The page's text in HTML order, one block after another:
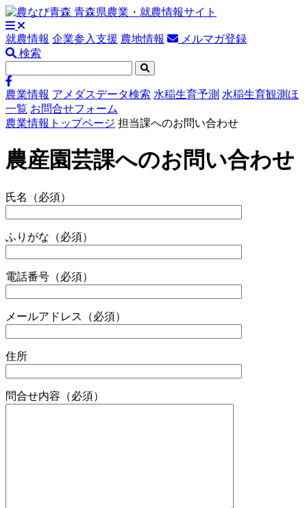
就農情報 企業参入支援 農地情報
メルマガ登録
検索
農業情報 アメダスデータ検索 水稲生育予測 水稲生育観測ほ
一覧 お問合せフォーム
農業情報トップページ 担当課へのお問い合わせ
農産園芸課へのお問い合わせ
氏名 （必須）
ふりがな （必須）
電話番号 （必須）
メールアドレス （必須）
住所
問合せ内容 （必須）